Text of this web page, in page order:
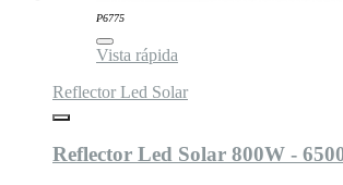
P6775
Vista rápida
Reflector Led Solar
Reflector Led Solar 800W -